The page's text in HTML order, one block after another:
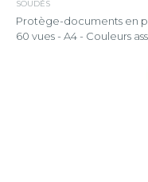
SOUDÉS
Protège-documents en
60 vues - A4 - Couleurs